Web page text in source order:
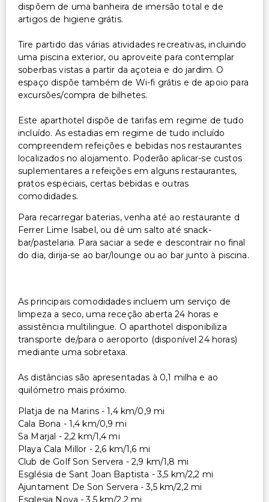
dispõem de uma banheira de imersão total e de
artigos de higiene grátis.
Tire partido das várias atividades recreativas, incluindo
uma piscina exterior, ou aproveite para contemplar
soberbas vistas a partir da açoteia e do jardim. O
espaço dispõe também de Wi-fi grátis e de apoio para
excursões/compra de bilhetes.
Este aparthotel dispõe de tarifas em regime de tudo
incluído. As estadias em regime de tudo incluído
compreendem refeições e bebidas nos restaurantes
localizados no alojamento. Poderão aplicar-se custos
suplementares a refeições em alguns restaurantes,
pratos especiais, certas bebidas e outras
comodidades.
Para recarregar baterias, venha até ao restaurante d
Ferrer Lime Isabel, ou dê um salto até snack-
bar/pastelaria. Para saciar a sede e descontrair no final
do dia, dirija-se ao bar/lounge ou ao bar junto à piscina.
As principais comodidades incluem um serviço de
limpeza a seco, uma receção aberta 24 horas e
assistência multilingue. O aparthotel disponibiliza
transporte de/para o aeroporto (disponível 24 horas)
mediante uma sobretaxa.
As distâncias são apresentadas à 0,1 milha e ao
quilómetro mais próximo.
Platja de na Marins - 1,4 km/0,9 mi
Cala Bona - 1,4 km/0,9 mi
Sa Marjal - 2,2 km/1,4 mi
Playa Cala Millor - 2,6 km/1,6 mi
Club de Golf Son Servera - 2,9 km/1,8 mi
Església de Sant Joan Baptista - 3,5 km/2,2 mi
Ajuntament De Son Servera - 3,5 km/2,2 mi
Esglesia Nova - 3,5 km/2,2 mi